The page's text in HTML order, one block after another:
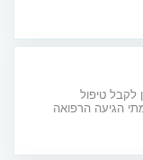
לקבל טיפול
הגיעה הרפואה
מתאים?